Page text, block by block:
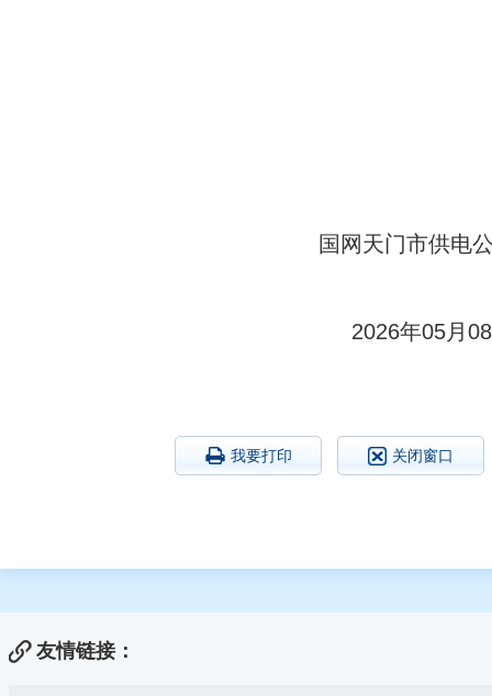
国网天门市供电公
2026年05月08
我要打印 关闭窗口
友情链接：